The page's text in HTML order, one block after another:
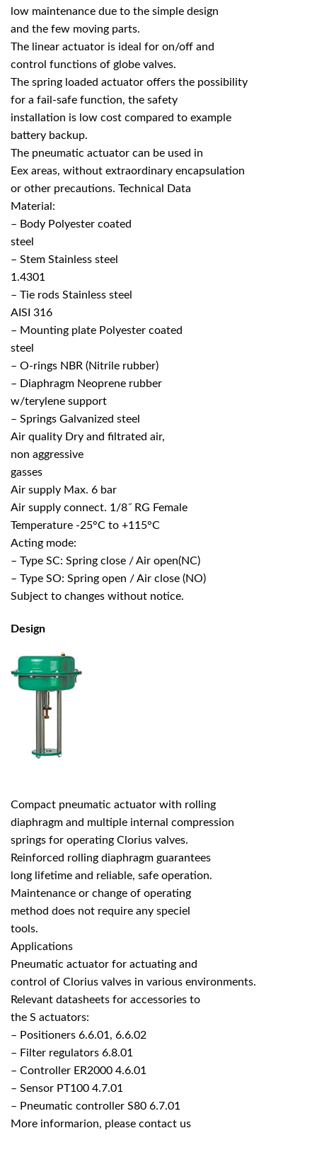
low maintenance due to the simple design
and the few moving parts.
The linear actuator is ideal for on/off and
control functions of globe valves.
The spring loaded actuator offers the possibility
for a fail-safe function, the safety
installation is low cost compared to example
battery backup.
The pneumatic actuator can be used in
Eex areas, without extraordinary encapsulation
or other precautions. Technical Data
Material:
– Body Polyester coated
steel
– Stem Stainless steel
1.4301
– Tie rods Stainless steel
AISI 316
– Mounting plate Polyester coated
steel
– O-rings NBR (Nitrile rubber)
– Diaphragm Neoprene rubber
w/terylene support
– Springs Galvanized steel
Air quality Dry and filtrated air,
non aggressive
gasses
Air supply Max. 6 bar
Air supply connect. 1/8˝ RG Female
Temperature -25°C to +115°C
Acting mode:
– Type SC: Spring close / Air open(NC)
– Type SO: Spring open / Air close (NO)
Subject to changes without notice.
Design
Compact pneumatic actuator with rolling
diaphragm and multiple internal compression
springs for operating Clorius valves.
Reinforced rolling diaphragm guarantees
long lifetime and reliable, safe operation.
Maintenance or change of operating
method does not require any speciel
tools.
Applications
Pneumatic actuator for actuating and
control of Clorius valves in various environments.
Relevant datasheets for accessories to
the S actuators:
– Positioners 6.6.01, 6.6.02
– Filter regulators 6.8.01
– Controller ER2000 4.6.01
– Sensor PT100 4.7.01
– Pneumatic controller S80 6.7.01
More informarion, please contact us